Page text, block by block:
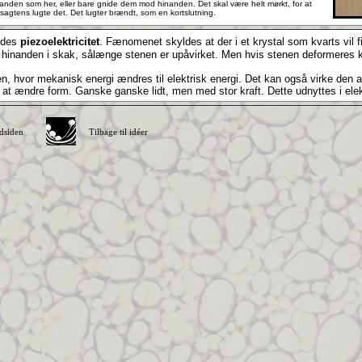
som her, eller bare gnide dem mod hinanden. Det skal være helt mørkt, for at
lugte det. Det lugter brændt, som en kortslutning.
piezoelektricitet. Fænomenet skyldes at der i et krystal som kvarts vil
i skak, sålænge stenen er upåvirket. Men hvis stenen deformeres
hvor mekanisk energi ændres til elektrisk energi. Det kan også virke den
ændre form. Ganske ganske lidt, men med stor kraft. Dette udnyttes i
Tilbage til idéer